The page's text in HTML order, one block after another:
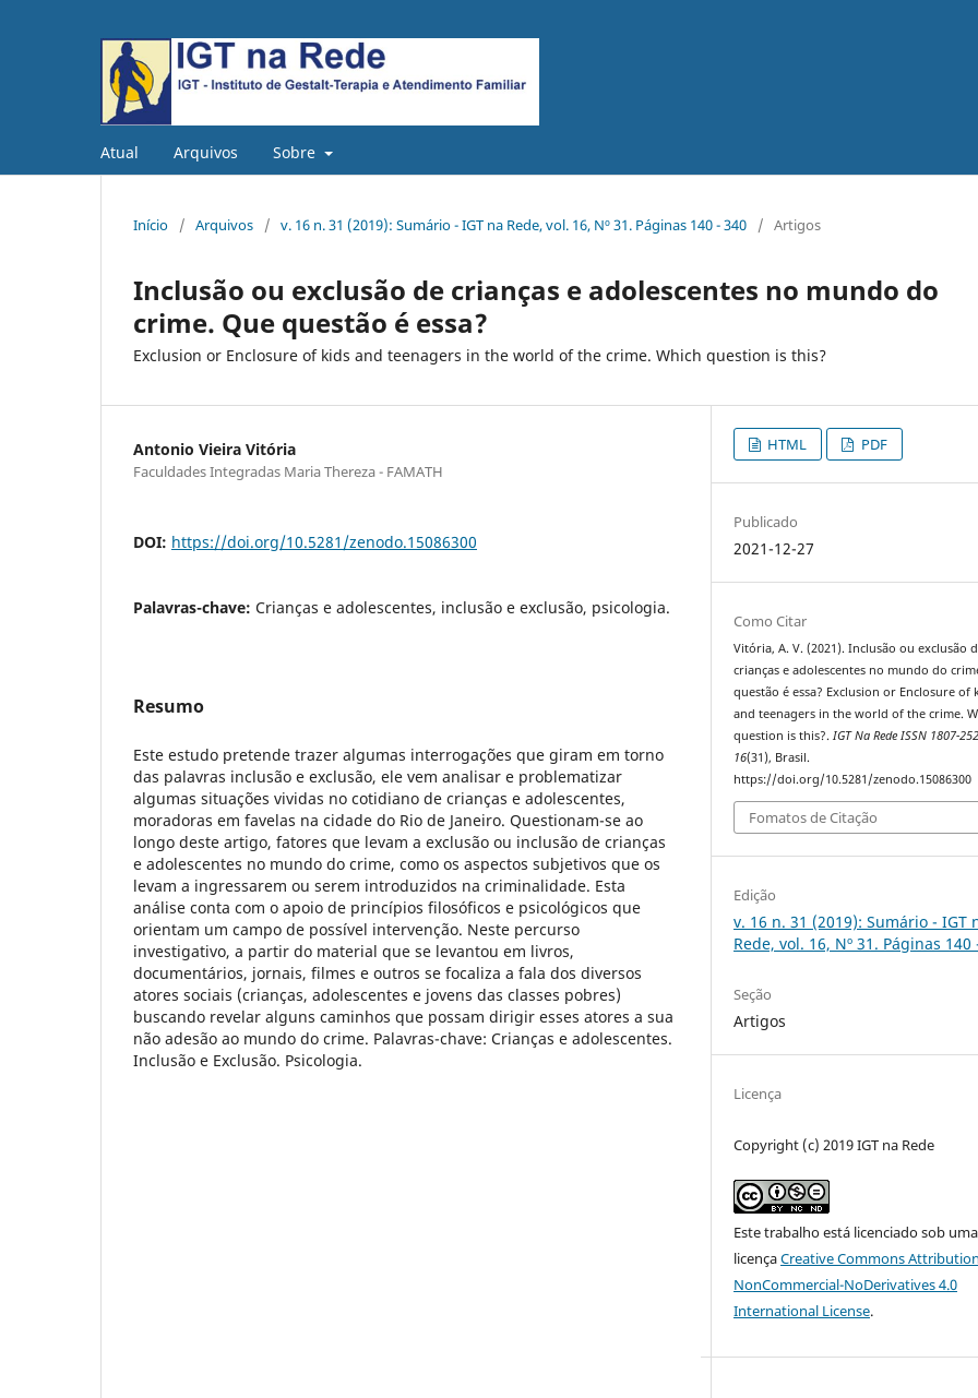
Atual Arquivos Sobre
Início / Arquivos / v. 16 n. 31 (2019): Sumário - IGT na Rede, vol. 16, Nº 31. Páginas 140 - 340 / Artigos
Inclusão ou exclusão de crianças e adolescentes no mundo do
crime. Que questão é essa?
Exclusion or Enclosure of kids and teenagers in the world of the crime. Which question is this?
Antonio Vieira Vitória
Faculdades Integradas Maria Thereza - FAMATH
DOI: https://doi.org/10.5281/zenodo.15086300
Palavras-chave: Crianças e adolescentes, inclusão e exclusão, psicologia.
Resumo
Este estudo pretende trazer algumas interrogações que giram em torno
das palavras inclusão e exclusão, ele vem analisar e problematizar
algumas situações vividas no cotidiano de crianças e adolescentes,
moradoras em favelas na cidade do Rio de Janeiro. Questionam-se ao
longo deste artigo, fatores que levam a exclusão ou inclusão de crianças
e adolescentes no mundo do crime, como os aspectos subjetivos que os
levam a ingressarem ou serem introduzidos na criminalidade. Esta
análise conta com o apoio de princípios filosóficos e psicológicos que
orientam um campo de possível intervenção. Neste percurso
investigativo, a partir do material que se levantou em livros,
documentários, jornais, filmes e outros se focaliza a fala dos diversos
atores sociais (crianças, adolescentes e jovens das classes pobres)
buscando revelar alguns caminhos que possam dirigir esses atores a sua
não adesão ao mundo do crime. Palavras-chave: Crianças e adolescentes.
Inclusão e Exclusão. Psicologia.
HTML PDF
Publicado
2021-12-27
Como Citar
Vitória, A. V. (2021). Inclusão ou exclusão
crianças e adolescentes no mundo do
questão é essa? Exclusion or Enclosure of
and teenagers in the world of the crime.
question is this?.IGT Na Rede ISSN 1807-
16(31), Brasil.
https://doi.org/10.5281/zenodo.15086300
Fomatos de Citação
Edição
v. 16 n. 31 (2019): Sumário - IGT
Rede, vol. 16, Nº 31. Páginas 140
Seção
Artigos
Licença
Copyright (c) 2019 IGT na Rede
Este trabalho está licenciado sob uma
licençaCreative Commons
NonCommercial-NoDerivatives 4.0
International License.